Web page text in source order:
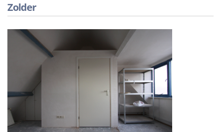
Zolder